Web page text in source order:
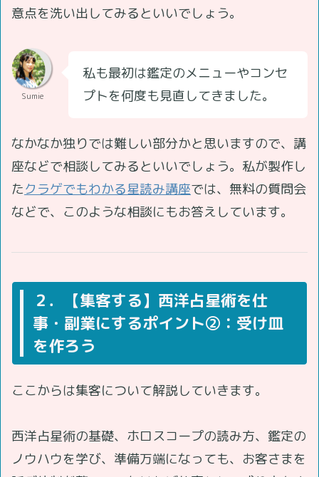
意点を洗い出してみるといいでしょう。
Sumie
私も最初は鑑定のメニューやコンセ
プトを何度も見直してきました。
なかなか独りでは難しい部分かと思いますので、講
座などで相談してみるといいでしょう。私が製作し
たクラゲでもわかる星読み講座では、無料の質問会
などで、このような相談にもお答えしています。
２．【集客する】西洋占星術を仕
事・副業にするポイント②：受け皿
を作ろう
ここからは集客について解説していきます。
西洋占星術の基礎、ホロスコープの読み方、鑑定の
ノウハウを学び、準備万端になっても、お客さまを